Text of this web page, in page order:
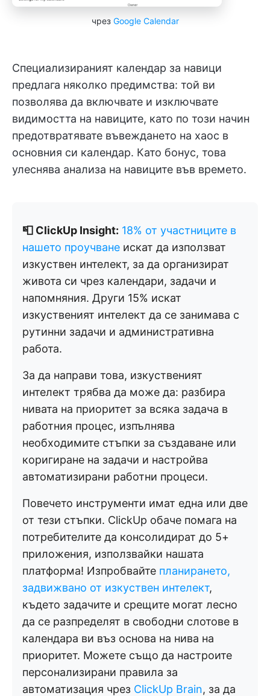
чрез Google Calendar
Специализираният календар за навици
предлага няколко предимства: той ви
позволява да включвате и изключвате
видимостта на навиците, като по този начин
предотвратявате въвеждането на хаос в
основния си календар. Като бонус, това
улеснява анализа на навиците във времето.
📮 ClickUp Insight: 18% от участниците в
нашето проучване искат да използват
изкуствен интелект, за да организират
живота си чрез календари, задачи и
напомняния. Други 15% искат
изкуственият интелект да се занимава с
рутинни задачи и административна
работа.
За да направи това, изкуственият
интелект трябва да може да: разбира
нивата на приоритет за всяка задача в
работния процес, изпълнява
необходимите стъпки за създаване или
коригиране на задачи и настройва
автоматизирани работни процеси.
Повечето инструменти имат една или две
от тези стъпки. ClickUp обаче помага на
потребителите да консолидират до 5+
приложения, използвайки нашата
платформа! Изпробвайте планирането,
задвижвано от изкуствен интелект,
където задачите и срещите могат лесно
да се разпределят в свободни слотове в
календара ви въз основа на нива на
приоритет. Можете също да настроите
персонализирани правила за
автоматизация чрез ClickUp Brain, за да